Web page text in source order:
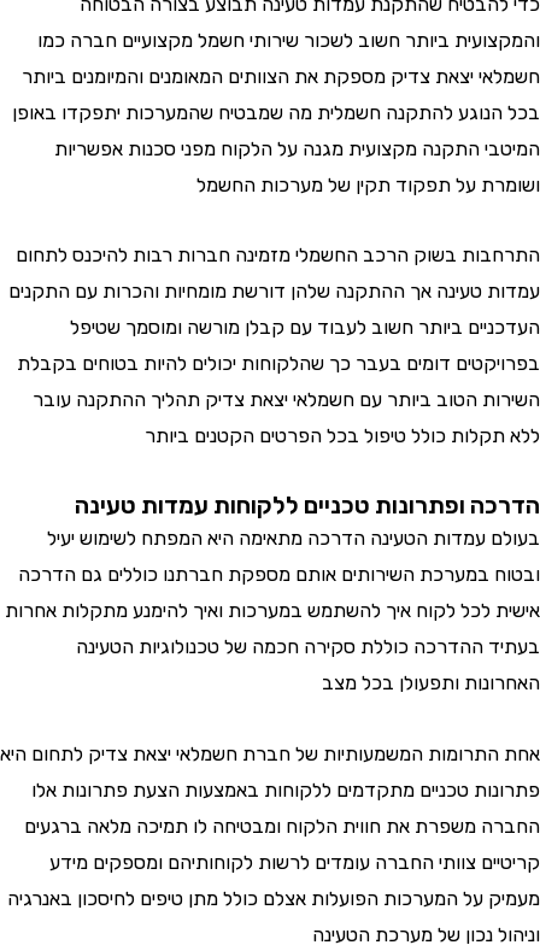
והמקצועית ביותר חשוב לשכור שירותי חשמל מקצועיים חברה כמו
חשמלאי יצאת צדיק מספקת את הצוותים המאומנים והמיומנים ביותר
בכל הנוגע להתקנה חשמלית מה שמבטיח שהמערכות יתפקדו באופן
המיטבי התקנה מקצועית מגנה על הלקוח מפני סכנות אפשריות
ושומרת על תפקוד תקין של מערכות החשמל
התרחבות בשוק הרכב החשמלי מזמינה חברות רבות להיכנס לתחום
עמדות טעינה אך ההתקנה שלהן דורשת מומחיות והכרות עם התקנים
העדכניים ביותר חשוב לעבוד עם קבלן מורשה ומוסמך שטיפל
בפרויקטים דומים בעבר כך שהלקוחות יכולים להיות בטוחים בקבלת
השירות הטוב ביותר עם חשמלאי יצאת צדיק תהליך ההתקנה עובר
ללא תקלות כולל טיפול בכל הפרטים הקטנים ביותר
הדרכה ופתרונות טכניים ללקוחות עמדות טעינה
בעולם עמדות הטעינה הדרכה מתאימה היא המפתח לשימוש יעיל
ובטוח במערכת השירותים אותם מספקת חברתנו כוללים גם הדרכה
אישית לכל לקוח איך להשתמש במערכות ואיך להימנע מתקלות אחרות
בעתיד ההדרכה כוללת סקירה חכמה של טכנולוגיות הטעינה
האחרונות ותפעולן בכל מצב
אחת התרומות המשמעותיות של חברת חשמלאי יצאת צדיק לתחום היא
פתרונות טכניים מתקדמים ללקוחות באמצעות הצעת פתרונות אלו
החברה משפרת את חווית הלקוח ומבטיחה לו תמיכה מלאה ברגעים
קריטיים צוותי החברה עומדים לרשות לקוחותיהם ומספקים מידע
מעמיק על המערכות הפועלות אצלם כולל מתן טיפים לחיסכון באנרגיה
וניהול נכון של מערכת הטעינה